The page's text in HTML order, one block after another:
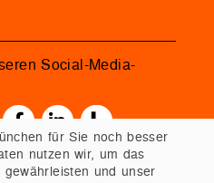
Social-Media-
für Sie noch besser
nutzen wir, um das
und unser